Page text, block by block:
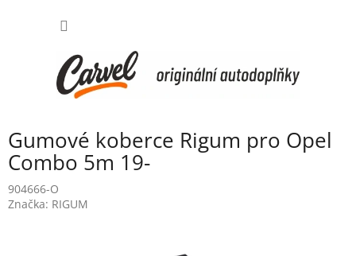
Gumové koberce Rigum pro Opel
Combo 5m 19-
904666-O
Značka: RIGUM